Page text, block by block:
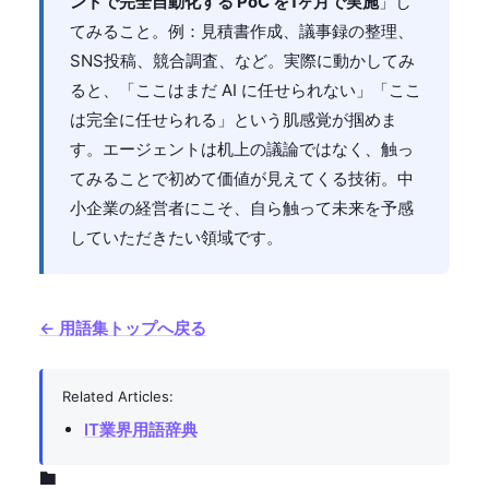
てみること。例：見積書作成、議事録の整理、
SNS投稿、競合調査、など。実際に動かしてみ
ると、「ここはまだ AI に任せられない」「ここ
は完全に任せられる」という肌感覚が掴めま
す。エージェントは机上の議論ではなく、触っ
てみることで初めて価値が見えてくる技術。中
小企業の経営者にこそ、自ら触って未来を予感
していただきたい領域です。
← 用語集トップへ戻る
Related Articles:
IT業界用語辞典